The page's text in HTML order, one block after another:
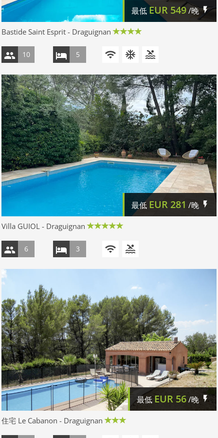
最低 EUR 549/晚
Bastide Saint Esprit - Draguignan
10 5
最低 EUR 281 /晚
Villa GUIOL - Draguignan
6 3
最低EUR 56/晚
住宅 Le Cabanon - Draguignan